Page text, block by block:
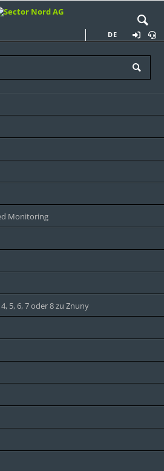
DE
Monitoring
5, 6, 7 oder 8 zu Znuny